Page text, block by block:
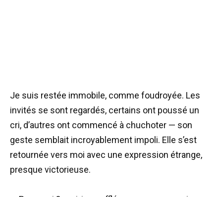
Je suis restée immobile, comme foudroyée. Les
invités se sont regardés, certains ont poussé un
cri, d’autres ont commencé à chuchoter — son
geste semblait incroyablement impoli. Elle s’est
retournée vers moi avec une expression étrange,
presque victorieuse.